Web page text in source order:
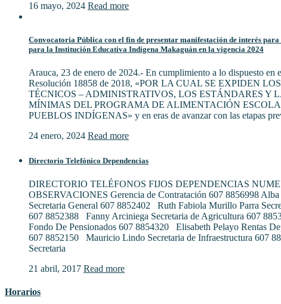
16 mayo, 2024 Read more
Convocatoria Pública con el fin de presentar manifestación de interés para
para la Institución Educativa Indígena Makaguán en la vigencia 2024
Arauca, 23 de enero de 2024.- En cumplimiento a lo dispuesto en
Resolución 18858 de 2018, «POR LA CUAL SE EXPIDEN
TÉCNICOS – ADMINISTRATIVOS, LOS ESTÁNDARES Y
MÍNIMAS DEL PROGRAMA DE ALIMENTACIÓN
PUEBLOS INDÍGENAS» y en eras de avanzar con las etapas
24 enero, 2024 Read more
Directorio Telefónico Dependencias
DIRECTORIO TELÉFONOS FIJOS DEPENDENCIAS
OBSERVACIONES Gerencia de Contratación 607 8856998 Alba
Secretaria General 607 8852402 Ruth Fabiola Murillo Parra
607 8852388 Fanny Arciniega Secretaria de Agricultura 607
Fondo De Pensionados 607 8854320 Elisabeth Pelayo Rentas
607 8852150 Mauricio Lindo Secretaria de Infraestructura 607
Secretaria
21 abril, 2017 Read more
Horarios